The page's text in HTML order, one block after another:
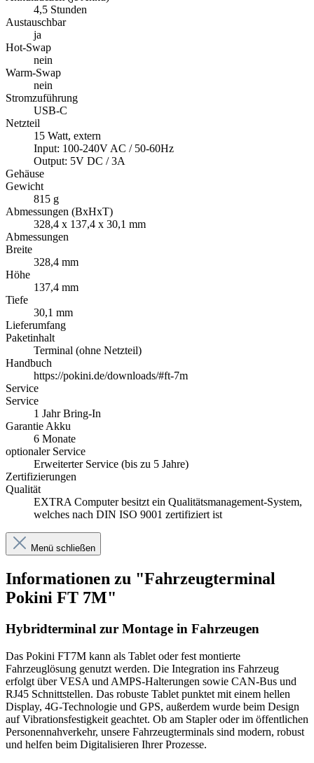
4,5 Stunden
Austauschbar
ja
Hot-Swap
nein
Warm-Swap
nein
Stromzuführung
USB-C
Netzteil
15 Watt, extern
Input: 100-240V AC / 50-60Hz
Output: 5V DC / 3A
Gehäuse
Gewicht
815 g
Abmessungen (BxHxT)
328,4 x 137,4 x 30,1 mm
Abmessungen
Breite
328,4 mm
Höhe
137,4 mm
Tiefe
30,1 mm
Lieferumfang
Paketinhalt
Terminal (ohne Netzteil)
Handbuch
https://pokini.de/downloads/#ft-7m
Service
Service
1 Jahr Bring-In
Garantie Akku
6 Monate
optionaler Service
Erweiterter Service (bis zu 5 Jahre)
Zertifizierungen
Qualität
EXTRA Computer besitzt ein Qualitätsmanagement-System,
welches nach DIN ISO 9001 zertifiziert ist
Menü schließen
Informationen zu "Fahrzeugterminal
Pokini FT 7M"
Hybridterminal zur Montage in Fahrzeugen
Das Pokini FT7M kann als Tablet oder fest montierte
Fahrzeuglösung genutzt werden. Die Integration ins Fahrzeug
erfolgt über VESA und AMPS-Halterungen sowie CAN-Bus und
RJ45 Schnittstellen. Das robuste Tablet punktet mit einem hellen
Display, 4G-Technologie und GPS, außerdem wurde beim Design
auf Vibrationsfestigkeit geachtet. Ob am Stapler oder im öffentlichen
Personennahverkehr, unsere Fahrzeugterminals sind modern, robust
und helfen beim Digitalisieren Ihrer Prozesse.